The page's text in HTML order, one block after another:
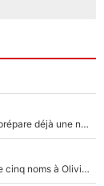
Le PSG se fait recaler pour Mika Godts : Luis Campos prépare déjà une nouvelle offensive pour boucler son transfert !
Johan Micoud quitte La Chaîne L’Équipe : L’IA conseille cinq noms à Olivier Ménard pour le remplacer dans L’Équipe du Soir